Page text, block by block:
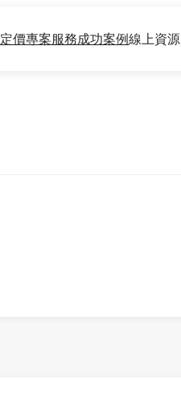
定價專案服務成功案例線上資源